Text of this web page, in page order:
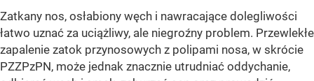
Zatkany nos, osłabiony węch i nawracające dolegliwości
łatwo uznać za uciążliwy, ale niegroźny problem. Przewlekłe
zapalenie zatok przynosowych z polipami nosa, w skrócie
PZZPzPN, może jednak znacznie utrudniać oddychanie,